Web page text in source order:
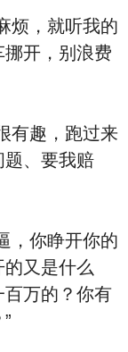
烦，就听我的
开，别浪费
有趣，跑过来
题、要我赔
，你睁开你的
又是什么
万的？你有